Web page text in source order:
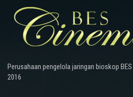
Perusahaan pengelola jaringan bioskop
2016